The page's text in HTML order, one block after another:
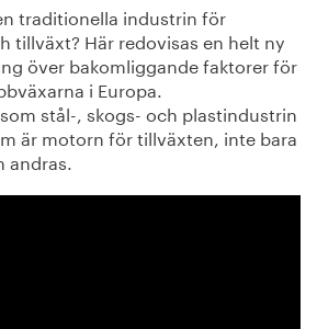
traditionella industrin för
tillväxt? Här redovisas en helt ny
över bakomliggande faktorer för
i Europa.
stål-, skogs- och plastindustrin
är motorn för tillväxten, inte bara